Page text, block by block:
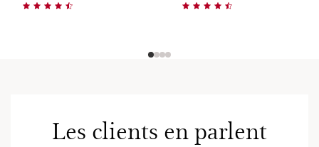
Les clients en parlent